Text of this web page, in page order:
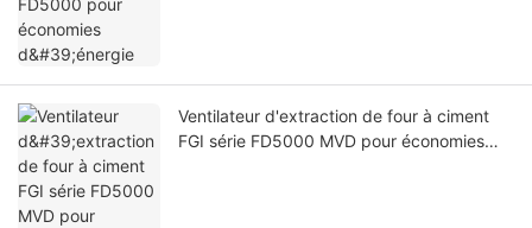
Ventilateur d'extraction de four à ciment
FGI série FD5000 MVD pour économies